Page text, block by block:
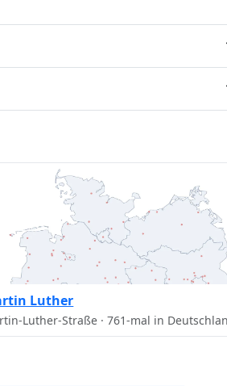
Luther
Luther-Straße · 761-mal in